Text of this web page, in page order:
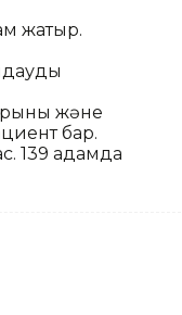
жатыр.
және
бар.
139 адамда